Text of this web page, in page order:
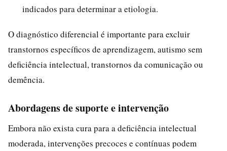
indicados para determinar a etiologia.
O diagnóstico diferencial é importante para excluir
transtornos específicos de aprendizagem, autismo sem
deficiência intelectual, transtornos da comunicação ou
demência.
Abordagens de suporte e intervenção
Embora não exista cura para a deficiência intelectual
moderada, intervenções precoces e contínuas podem